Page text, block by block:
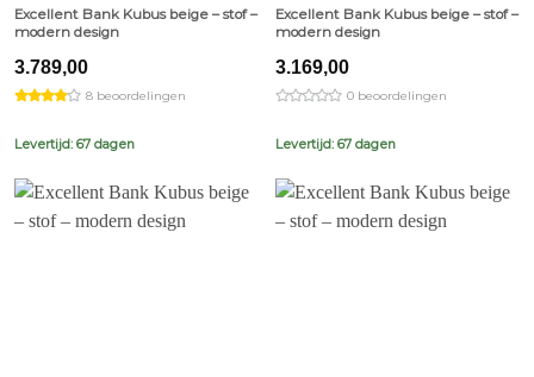
Excellent Bank Kubus beige – stof –
modern design
3.789,00
8 beoordelingen
Levertijd: 67 dagen
Excellent Bank Kubus beige – stof –
modern design
3.169,00
0 beoordelingen
Levertijd: 67 dagen